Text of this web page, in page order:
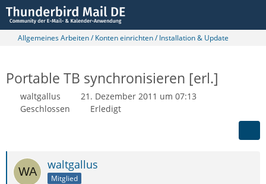
Allgemeines Arbeiten / Konten einrichten / Installation & Update
Portable TB synchronisieren [erl.]
waltgallus
21. Dezember 2011 um 07:13
Geschlossen
Erledigt
waltgallus
Mitglied